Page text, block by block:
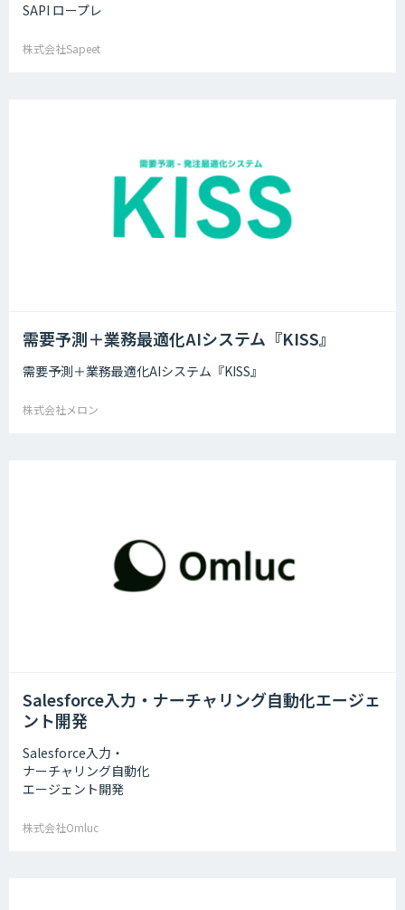
SAPI ロープレ
株式会社Sapeet
需要予測＋業務最適化AIシステム『KISS』
需要予測＋業務最適化AIシステム『KISS』
株式会社メロン
Salesforce入力・ナーチャリング自動化エージェ
ント開発
Salesforce入力・
ナーチャリング自動化
エージェント開発
株式会社Omluc